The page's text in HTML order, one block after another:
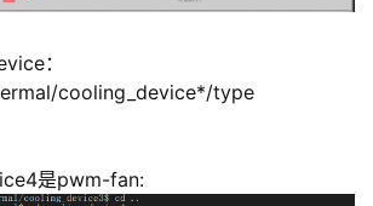
：
cooling_device*/type
是pwm-fan: